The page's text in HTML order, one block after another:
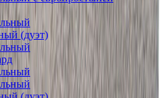
(дуэт)